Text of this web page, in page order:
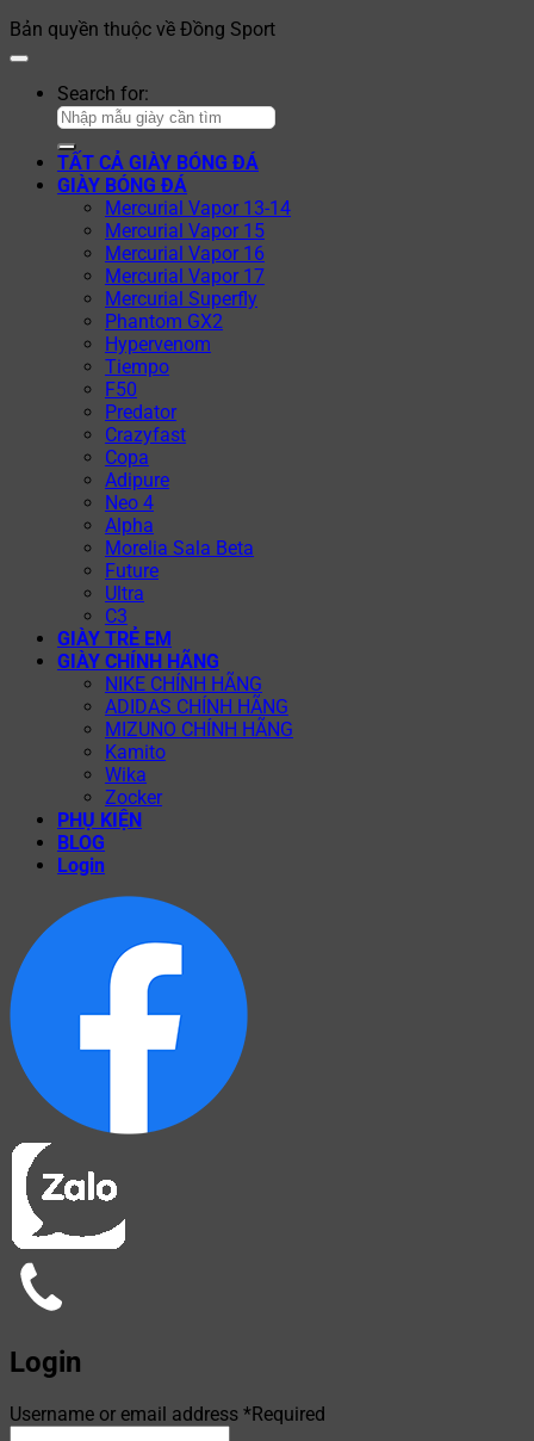
Bản quyền thuộc về Đồng Sport
Search for:
TẤT CẢ GIÀY BÓNG ĐÁ
GIÀY BÓNG ĐÁ
Mercurial Vapor 13-14
Mercurial Vapor 15
Mercurial Vapor 16
Mercurial Vapor 17
Mercurial Superfly
Phantom GX2
Hypervenom
Tiempo
F50
Predator
Crazyfast
Copa
Adipure
Neo 4
Alpha
Morelia Sala Beta
Future
Ultra
C3
GIÀY TRẺ EM
GIÀY CHÍNH HÃNG
NIKE CHÍNH HÃNG
ADIDAS CHÍNH HÃNG
MIZUNO CHÍNH HÃNG
Kamito
Wika
Zocker
PHỤ KIỆN
BLOG
Login
Login
Username or email address *Required